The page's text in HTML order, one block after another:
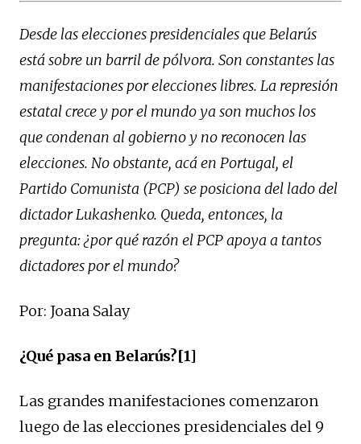
Desde las elecciones presidenciales que Belarús
está sobre un barril de pólvora. Son constantes las
manifestaciones por elecciones libres. La represión
estatal crece y por el mundo ya son muchos los
que condenan al gobierno y no reconocen las
elecciones. No obstante, acá en Portugal, el
Partido Comunista (PCP) se posiciona del lado del
dictador Lukashenko. Queda, entonces, la
pregunta: ¿por qué razón el PCP apoya a tantos
dictadores por el mundo?
Por: Joana Salay
¿Qué pasa en Belarús?[1]
Las grandes manifestaciones comenzaron
luego de las elecciones presidenciales del 9